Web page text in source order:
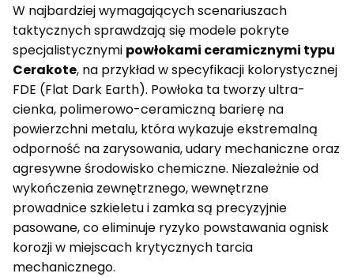
W najbardziej wymagających scenariuszach
taktycznych sprawdzają się modele pokryte
specjalistycznymi powłokami ceramicznymi typu
Cerakote, na przykład w specyfikacji kolorystycznej
FDE (Flat Dark Earth). Powłoka ta tworzy ultra-
cienka, polimerowo-ceramiczną barierę na
powierzchni metalu, która wykazuje ekstremalną
odporność na zarysowania, udary mechaniczne oraz
agresywne środowisko chemiczne. Niezależnie od
wykończenia zewnętrznego, wewnętrzne
prowadnice szkieletu i zamka są precyzyjnie
pasowane, co eliminuje ryzyko powstawania ognisk
korozji w miejscach krytycznych tarcia
mechanicznego.